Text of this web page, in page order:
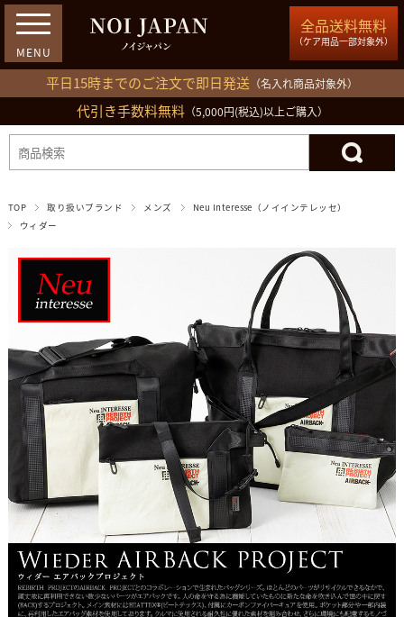
全品送料無料
（ケア用品一部対象外）
平日15時までのご注文で即日発送 （名入れ商品対象外）
代引き手数料無料（5,000円(税込)以上ご購入）
03-5809-1212
ログイン 会員登録 買い物カゴ
TOP 取り扱いブランド メンズ
Neu Interesse（ノイインテレッセ）
ウィダー